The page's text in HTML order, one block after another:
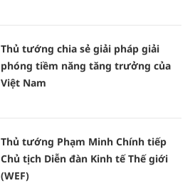
Thủ tướng chia sẻ giải pháp giải
phóng tiềm năng tăng trưởng của
Việt Nam
Thủ tướng Phạm Minh Chính tiếp
Chủ tịch Diễn đàn Kinh tế Thế giới
(WEF)